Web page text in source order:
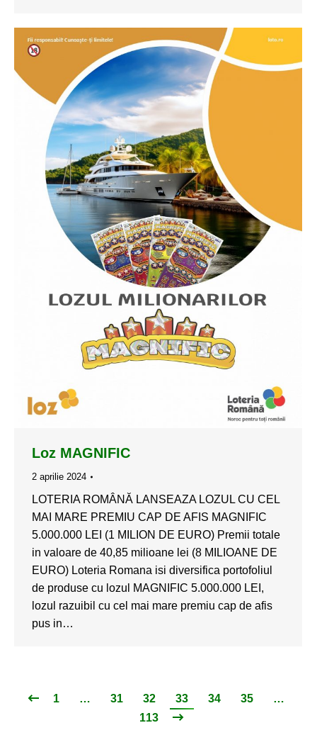
Loz MAGNIFIC
2 aprilie 2024
LOTERIA ROMÂNĂ LANSEAZA LOZUL CU CEL
MAI MARE PREMIU CAP DE AFIS MAGNIFIC
5.000.000 LEI (1 MILION DE EURO) Premii totale
in valoare de 40,85 milioane lei (8 MILIOANE DE
EURO) Loteria Romana isi diversifica portofoliul
de produse cu lozul MAGNIFIC 5.000.000 LEI,
lozul razuibil cu cel mai mare premiu cap de afis
pus in…
1 … 31 32 33 34 35
…
113